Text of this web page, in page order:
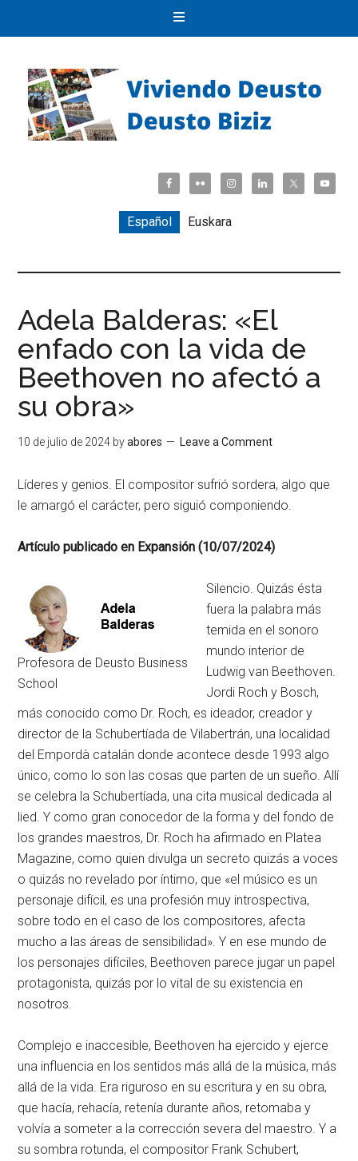
Español Euskara
Adela Balderas: «El
enfado con la vida de
Beethoven no afectó a
su obra»
10 de julio de 2024 byabores Leave a Comment
Líderes y genios. El compositor sufrió sordera, algo que
le amargó el carácter, pero siguió componiendo.
Artículo publicado en Expansión (10/07/2024)
Profesora de Deusto Business
School
Silencio. Quizás ésta
fuera la palabra más
temida en el sonoro
mundo interior de
Ludwig van Beethoven.
Jordi Roch y Bosch,
más conocido como Dr. Roch, es ideador, creador y
director de la Schubertíada de Vilabertrán, una localidad
del Empordà catalán donde acontece desde 1993 algo
único, como lo son las cosas que parten de un sueño. Allí
se celebra la Schubertíada, una cita musical dedicada al
lied. Y como gran conocedor de la forma y del fondo de
los grandes maestros, Dr. Roch ha afirmado en Platea
Magazine, como quien divulga un secreto quizás a voces
o quizás no revelado por íntimo, que «el músico es un
personaje difícil, es una profesión muy introspectiva,
sobre todo en el caso de los compositores, afecta
mucho a las áreas de sensibilidad». Y en ese mundo de
los personajes difíciles, Beethoven parece jugar un papel
protagonista, quizás por lo vital de su existencia en
nosotros.
Complejo e inaccesible, Beethoven ha ejercido y ejerce
una influencia en los sentidos más allá de la música, más
allá de la vida. Era riguroso en su escritura y en su obra,
que hacía, rehacía, retenía durante años, retomaba y
volvía a someter a la corrección severa del maestro. Y a
su sombra rotunda, el compositor Frank Schubert,